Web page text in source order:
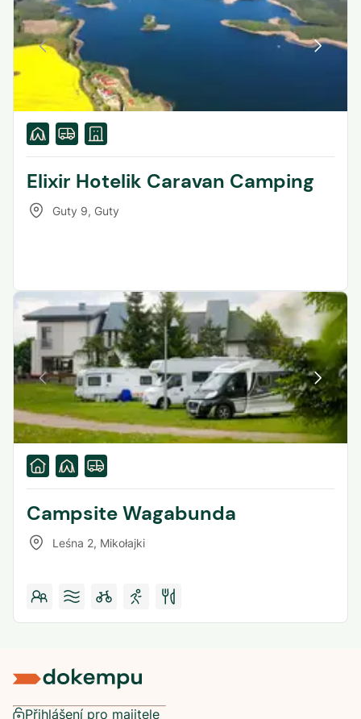
Elixir Hotelik Caravan Camping
Guty 9, Guty
Campsite Wagabunda
Leśna 2, Mikołajki
Přihlášení pro majitele